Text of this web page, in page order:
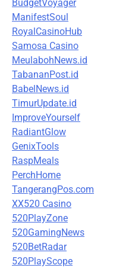
BudgetVoyager
ManifestSoul
RoyalCasinoHub
Samosa Casino
MeulabohNews.id
TabananPost.id
BabelNews.id
TimurUpdate.id
ImproveYourself
RadiantGlow
GenixTools
RaspMeals
PerchHome
TangerangPos.com
XX520 Casino
520PlayZone
520GamingNews
520BetRadar
520PlayScope